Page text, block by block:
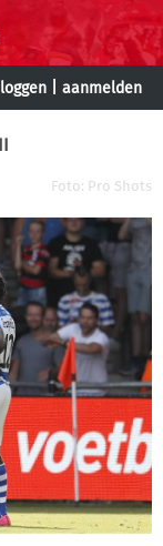
aanmelden
Foto: Pro Shots